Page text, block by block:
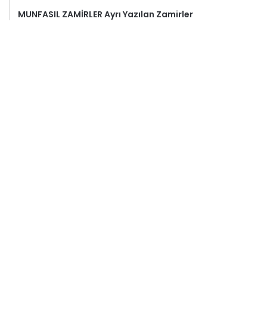
MUNFASIL ZAMİRLER Ayrı Yazılan Zamirler